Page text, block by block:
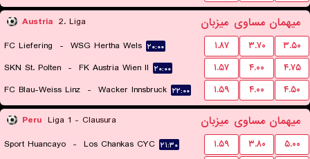
Austria 2. Liga میزبان مساوی میهمان
FC Liefering - WSG Hertha Wels ۲۰:۰۰ ۱.۸۷ ۳.۷۰
۳.۵۰
SKN St. Polten - FK Austria Wien II ۲۰:۰۰ ۱.۵۷ ۴.۰۰
۴.۷۵
FC Blau-Weiss Linz - Wacker Innsbruck ۲۲:۰۰ ۱.۵۹ ۴.۰۰ ۴.۵۰
Peru Liga 1 - Clausura میزبان مساوی میهمان
Sport Huancayo - Los Chankas CYC ۲۱:۳۰ ۱.۵۹ ۳.۸۰
۵.۰۰